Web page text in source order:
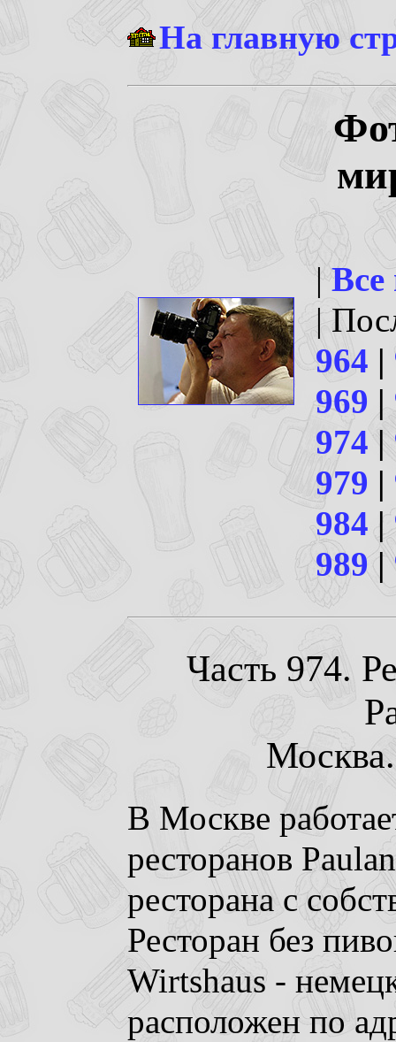
На главную
|
|
964 |
969 |
974|
979 |
984 |
989|
Часть 974.
В Москве
ресторанов
ресторана с
Ресторан без
Wirtshaus -
расположен по